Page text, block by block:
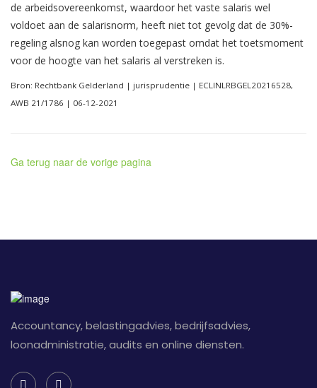
de arbeidsovereenkomst, waardoor het vaste salaris wel
voldoet aan de salarisnorm, heeft niet tot gevolg dat de 30%-
regeling alsnog kan worden toegepast omdat het toetsmoment
voor de hoogte van het salaris al verstreken is.
Bron: Rechtbank Gelderland | jurisprudentie | ECLINLRBGEL20216528,
AWB 21/1786 | 06-12-2021
Ga terug naar de vorige pagina
Accountancy, belastingadvies, bedrijfsadvies,
loonadministratie, audits en online diensten.